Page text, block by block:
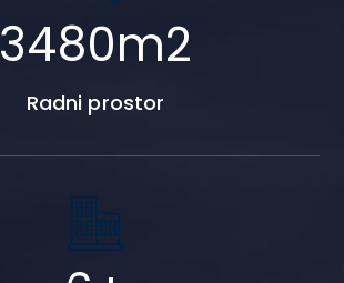
4320m2
Radni prostor